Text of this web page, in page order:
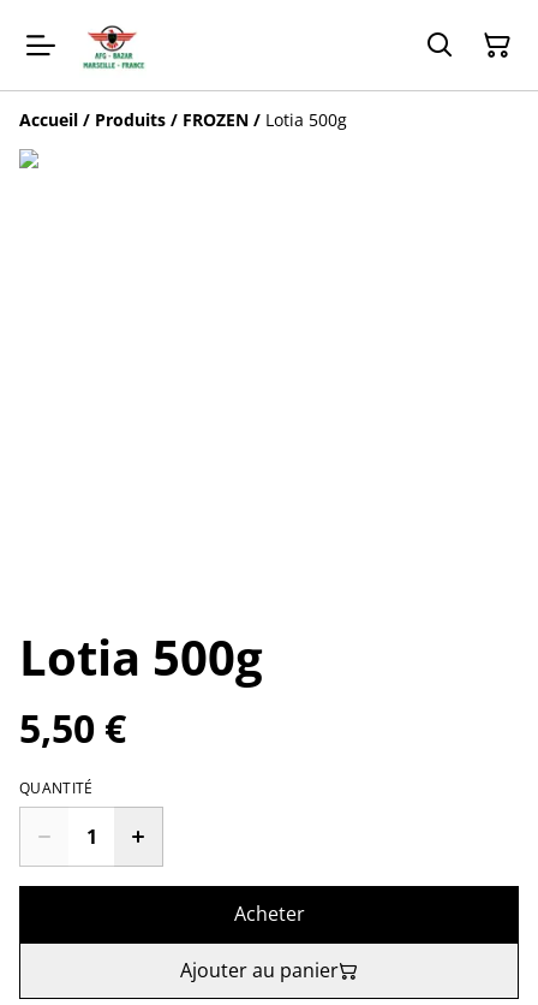
Accueil / Produits / FROZEN / Lotia 500g
Lotia 500g
5,50 €
QUANTITÉ
Acheter
Ajouter au panier